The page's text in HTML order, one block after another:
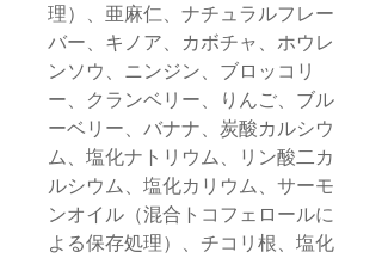
理）、亜麻仁、ナチュラルフレー
バー、キノア、カボチャ、ホウレ
ンソウ、ニンジン、ブロッコリ
ー、クランベリー、りんご、ブル
ーベリー、バナナ、炭酸カルシウ
ム、塩化ナトリウム、リン酸二カ
ルシウム、塩化カリウム、サーモ
ンオイル（混合トコフェロールに
よる保存処理）、チコリ根、塩化